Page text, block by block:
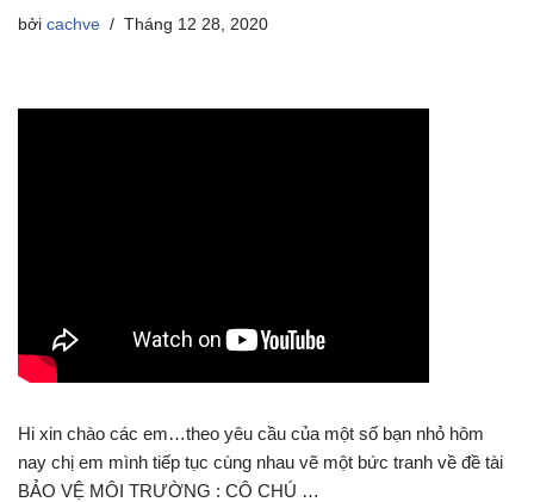
bởi cachve Tháng 12 28, 2020
Hi xin chào các em…theo yêu cầu của một số bạn nhỏ hôm
nay chị em mình tiếp tục cùng nhau vẽ một bức tranh về đề tài
BẢO VỆ MÔI TRƯỜNG : CÔ CHÚ …